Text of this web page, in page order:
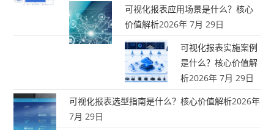
可视化报表应用场景是什么？核心
价值解析2026年 7月 29日
可视化报表实施案例
是什么？核心价值解
析2026年 7月 29日
可视化报表选型指南是什么？核心价值解析2026年
7月 29日